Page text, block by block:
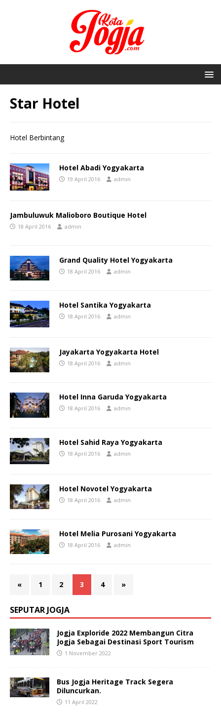
Star Hotel
Hotel Berbintang
Hotel Abadi Yogyakarta
19 April 2016 admin
Jambuluwuk Malioboro Boutique Hotel
18 April 2016 admin
Grand Quality Hotel Yogyakarta
18 April 2016 admin
Hotel Santika Yogyakarta
18 April 2016 admin
Jayakarta Yogyakarta Hotel
18 April 2016 admin
Hotel Inna Garuda Yogyakarta
18 April 2016 admin
Hotel Sahid Raya Yogyakarta
18 April 2016 admin
Hotel Novotel Yogyakarta
18 April 2016 admin
Hotel Melia Purosani Yogyakarta
18 April 2016 admin
« 1 2 3 4 »
SEPUTAR JOGJA
Jogja Exploride 2022 Membangun Citra
Jogja Sebagai Destinasi Sport Tourism
1 November 2022
Bus Jogja Heritage Track Segera
Diluncurkan.
11 April 2022